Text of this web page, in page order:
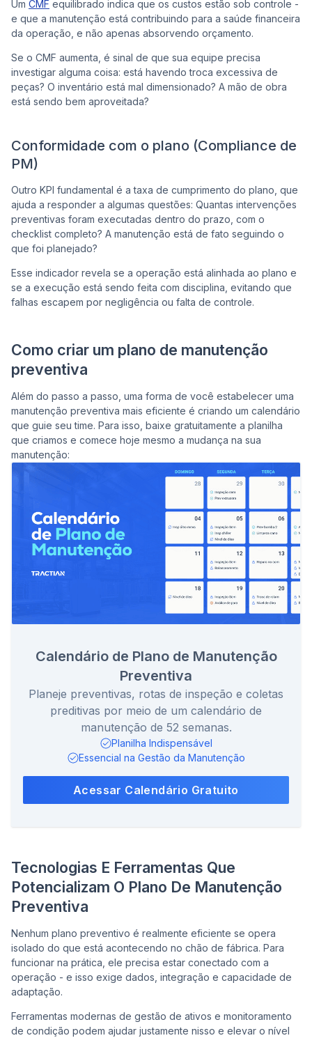
Um CMF equilibrado indica que os custos estão sob controle -
e que a manutenção está contribuindo para a saúde financeira
da operação, e não apenas absorvendo orçamento.
Se o CMF aumenta, é sinal de que sua equipe precisa
investigar alguma coisa: está havendo troca excessiva de
peças? O inventário está mal dimensionado? A mão de obra
está sendo bem aproveitada?
Conformidade com o plano (Compliance de
PM)
Outro KPI fundamental é a taxa de cumprimento do plano, que
ajuda a responder a algumas questões: Quantas intervenções
preventivas foram executadas dentro do prazo, com o
checklist completo? A manutenção está de fato seguindo o
que foi planejado?
Esse indicador revela se a operação está alinhada ao plano e
se a execução está sendo feita com disciplina, evitando que
falhas escapem por negligência ou falta de controle.
Como criar um plano de manutenção
preventiva
Além do passo a passo, uma forma de você estabelecer uma
manutenção preventiva mais eficiente é criando um calendário
que guie seu time. Para isso, baixe gratuitamente a planilha
que criamos e comece hoje mesmo a mudança na sua
manutenção:
Calendário de Plano de Manutenção
Preventiva
Planeje preventivas, rotas de inspeção e coletas
preditivas por meio de um calendário de
manutenção de 52 semanas.
Planilha Indispensável
Essencial na Gestão da Manutenção
Acessar Calendário Gratuito
Tecnologias E Ferramentas Que
Potencializam O Plano De Manutenção
Preventiva
Nenhum plano preventivo é realmente eficiente se opera
isolado do que está acontecendo no chão de fábrica. Para
funcionar na prática, ele precisa estar conectado com a
operação - e isso exige dados, integração e capacidade de
adaptação.
Ferramentas modernas de gestão de ativos e monitoramento
de condição podem ajudar justamente nisso e elevar o nível